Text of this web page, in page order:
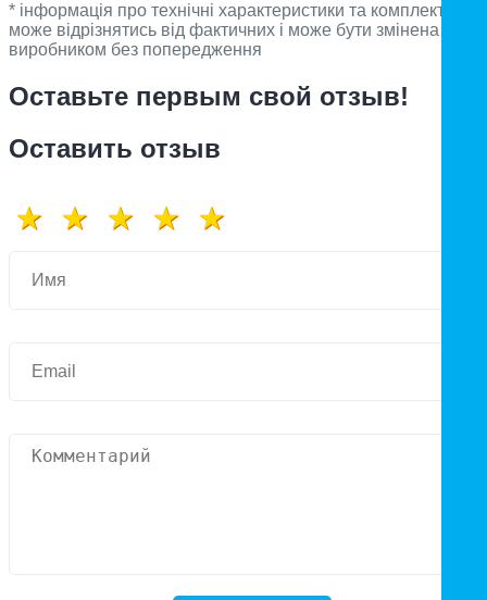
* інформація про технічні характеристики та комплектацію
може відрізнятись від фактичних і може бути змінена
виробником без попередження
Оставьте первым свой отзыв!
Оставить отзыв